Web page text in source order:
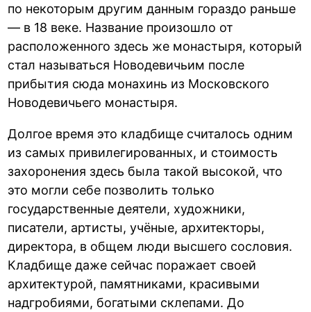
по некоторым другим данным гораздо раньше
— в 18 веке. Название произошло от
расположенного здесь же монастыря, который
стал называться Новодевичьим после
прибытия сюда монахинь из Московского
Новодевичьего монастыря.
Долгое время это кладбище считалось одним
из самых привилегированных, и стоимость
захоронения здесь была такой высокой, что
это могли себе позволить только
государственные деятели, художники,
писатели, артисты, учёные, архитекторы,
директора, в общем люди высшего сословия.
Кладбище даже сейчас поражает своей
архитектурой, памятниками, красивыми
надгробиями, богатыми склепами. До